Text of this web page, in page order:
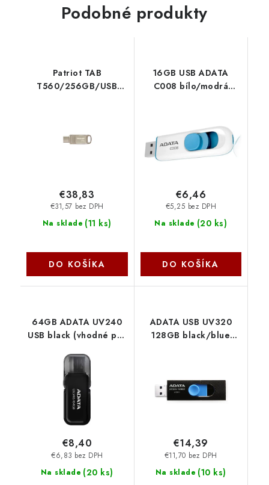
Podobné produkty
Patriot TAB
T560/256GB/USB
Na sklade (11 ks)
€31,57 bez DPH
€38,83
DO KOŠÍKA
16GB USB ADATA
C008 bílo/modrá
Na sklade (20 ks)
€5,25 bez DPH
€6,46
DO KOŠÍKA
64GB ADATA UV240
USB black (vhodné pro
RBK
Na sklade (20 ks)
€6,83 bez DPH
€8,40
ADATA USB UV320
128GB black/blue
Na sklade (10 ks)
€11,70 bez DPH
€14,39